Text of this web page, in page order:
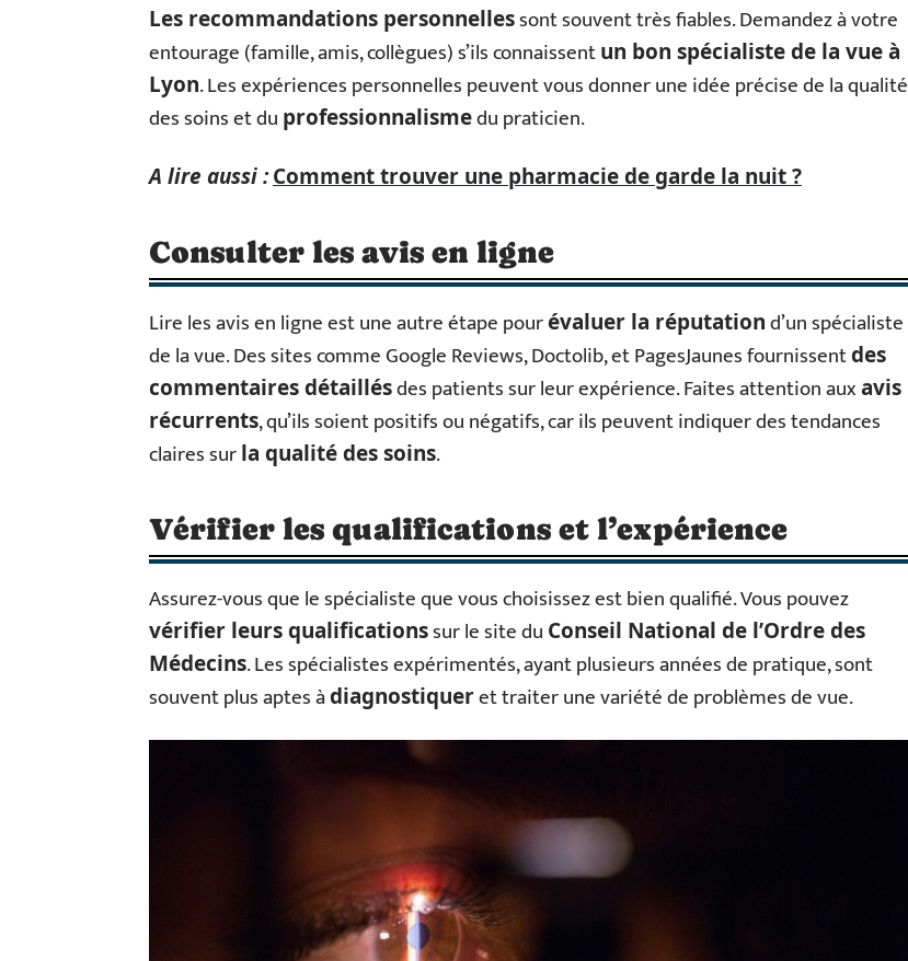
Les recommandations personnellessont souvent très fiables. Demandez à votre
entourage (famille, amis, collègues) s’ils connaissentun bon spécialiste de la vue à
Lyon. Les expériences personnelles peuvent vous donner une idée précise de la qualité
des soins et du professionnalismedu praticien.
A lire aussi :Comment trouver une pharmacie de garde la nuit ?
Consulter les avis en ligne
Lire les avis en ligne est une autre étape pourévaluer la réputationd’un spécialiste
de la vue. Des sites comme Google Reviews, Doctolib, et PagesJaunes fournissentdes
commentaires détaillésdes patients sur leur expérience. Faites attention auxavis
récurrents, qu’ils soient positifs ou négatifs, car ils peuvent indiquer des tendances
claires surla qualité des soins.
Vérifier les qualifications et l’expérience
Assurez-vous que le spécialiste que vous choisissez est bien qualifié. Vous pouvez
vérifier leurs qualificationssur le site du Conseil National de l’Ordre des
Médecins. Les spécialistes expérimentés, ayant plusieurs années de pratique, sont
souvent plus aptes àdiagnostiqueret traiter une variété de problèmes de vue.